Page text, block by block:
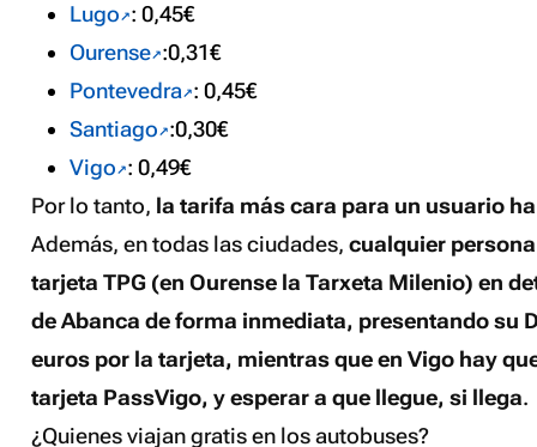
Lugo : 0,45€
Ourense :0,31€
Pontevedra : 0,45€
Santiago :0,30€
Vigo : 0,49€
Por lo tanto, la tarifa más cara para un usuario
Además, en todas las ciudades,cualquier
tarjeta TPG (en Ourense la Tarxeta Milenio) en
de Abanca de forma inmediata, presentando su
euros por la tarjeta, mientras que en Vigo hay
tarjeta PassVigo, y esperar a que llegue, si llega.
¿Quienes viajan gratis en los autobuses?